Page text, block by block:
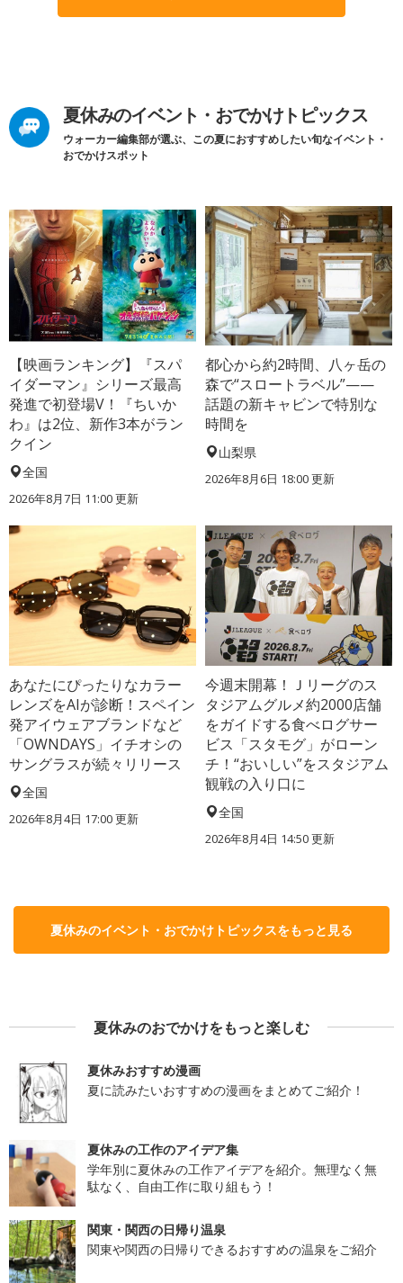
夏休みのイベント・おでかけトピックス
ウォーカー編集部が選ぶ、この夏におすすめしたい旬なイベント・
おでかけスポット
【映画ランキング】『スパ
イダーマン』シリーズ最高
発進で初登場V！『ちいか
わ』は2位、新作3本がラン
クイン
全国
2026年8月7日 11:00更新
都心から約2時間、八ヶ岳の
森で“スロートラベル”——
話題の新キャビンで特別な
時間を
山梨県
2026年8月6日 18:00更新
あなたにぴったりなカラー
レンズをAIが診断！スペイン
発アイウェアブランドなど
「OWNDAYS」イチオシの
サングラスが続々リリース
全国
2026年8月4日 17:00更新
今週末開幕！Ｊリーグのス
タジアムグルメ約2000店舗
をガイドする食べログサー
ビス「スタモグ」がローン
チ！“おいしい”をスタジアム
観戦の入り口に
全国
2026年8月4日 14:50更新
夏休みのイベント・おでかけトピックスをもっと見る
夏休みのおでかけをもっと楽しむ
夏休みおすすめ漫画
夏に読みたいおすすめの漫画をまとめてご紹介！
夏休みの工作のアイデア集
学年別に夏休みの工作アイデアを紹介。無理なく無
駄なく、自由工作に取り組もう！
関東・関西の日帰り温泉
関東や関西の日帰りできるおすすめの温泉をご紹介